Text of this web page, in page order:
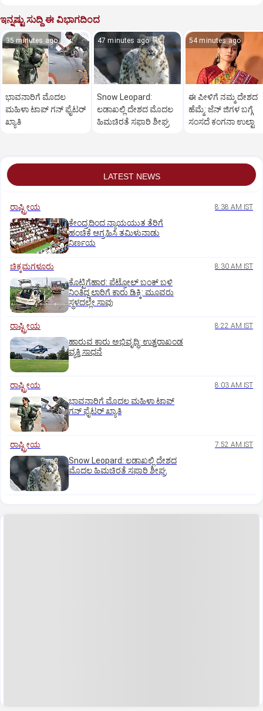
ಇನ್ನಷ್ಟು ಸುದ್ದಿ ಈ ವಿಭಾಗದಿಂದ
35 minutes ago
ಭಾವನಾರಿಗೆ ಮೊದಲ
ಮಹಿಳಾ ಟಾಪ್‌ ಗನ್‌ ಫೈಟರ್‌
ಖ್ಯಾತಿ
47 minutes ago
Snow Leopard:
ಲಡಾಖಲ್ಲಿ ದೇಶದ ಮೊದಲ
ಹಿಮಚಿರತೆ ಸಫಾರಿ ಶೀಘ್ರ
54 minutes ago
ಈ ಪೀಳಿಗೆ ನಮ್ಮ ದೇಶದ
ಹೆಮ್ಮೆ: ಜೆನ್‌ ಜಿಗಳ ಬಗ್ಗೆ
ಸಂಸದೆ ಕಂಗನಾ ಉಲ್ಟಾ
LATEST NEWS
ರಾಷ್ಟ್ರೀಯ 8:38 AM IST
ಕೇಂದ್ರದಿಂದ ನ್ಯಾಯಯುತ ತೆರಿಗೆ
ಹಂಚಿಕೆ ಆಗ್ರಹಿಸಿ ತಮಿಳುನಾಡು
ನಿರ್ಣಯ
ಚಿಕ್ಕಮಗಳೂರು 8:30 AM IST
ಕೊಟ್ಟಿಗೆಹಾರ: ಪೆಟ್ರೋಲ್ ಬಂಕ್ ಬಳಿ
ನಿಂತಿದ್ದ ಲಾರಿಗೆ ಕಾರು ಡಿಕ್ಕಿ: ಮೂವರು
ಸ್ಥಳದಲ್ಲೇ ಸಾವು
ರಾಷ್ಟ್ರೀಯ 8:22 AM IST
ಹಾರುವ ಕಾರು ಅಭಿವೃದ್ಧಿ: ಉತ್ತರಾಖಂಡ
ವ್ಯಕ್ತಿ ಸಾಧನೆ
ರಾಷ್ಟ್ರೀಯ 8:03 AM IST
ಭಾವನಾರಿಗೆ ಮೊದಲ ಮಹಿಳಾ ಟಾಪ್‌
ಗನ್‌ ಫೈಟರ್‌ ಖ್ಯಾತಿ
ರಾಷ್ಟ್ರೀಯ 7:52 AM IST
Snow Leopard: ಲಡಾಖಲ್ಲಿ ದೇಶದ
ಮೊದಲ ಹಿಮಚಿರತೆ ಸಫಾರಿ ಶೀಘ್ರ